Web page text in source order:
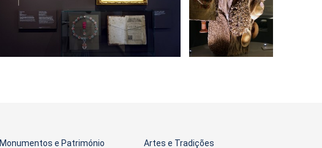
Monumentos e Património Artes e Tradições